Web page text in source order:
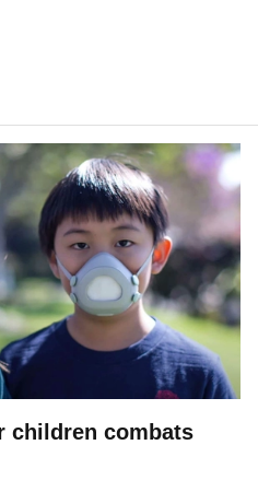
children combats